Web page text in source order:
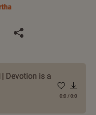
is a
0:0 /0:0